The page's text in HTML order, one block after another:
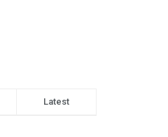
Latest